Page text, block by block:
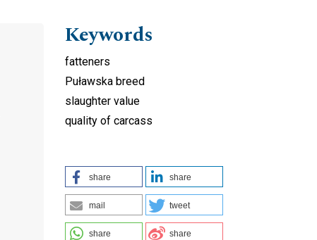
Keywords
fatteners
Puławska breed
slaughter value
quality of carcass
share share
mail tweet
share share